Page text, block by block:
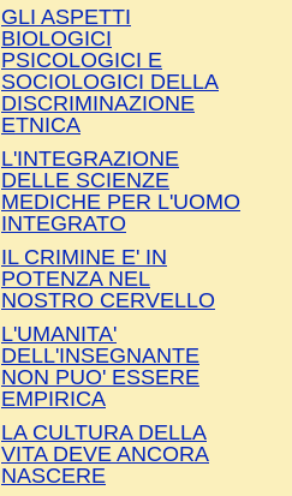
GLI ASPETTI
BIOLOGICI
PSICOLOGICI E
SOCIOLOGICI DELLA
DISCRIMINAZIONE
ETNICA
L'INTEGRAZIONE
DELLE SCIENZE
MEDICHE PER L'UOMO
INTEGRATO
IL CRIMINE E' IN
POTENZA NEL
NOSTRO CERVELLO
L'UMANITA'
DELL'INSEGNANTE
NON PUO' ESSERE
EMPIRICA
LA CULTURA DELLA
VITA DEVE ANCORA
NASCERE